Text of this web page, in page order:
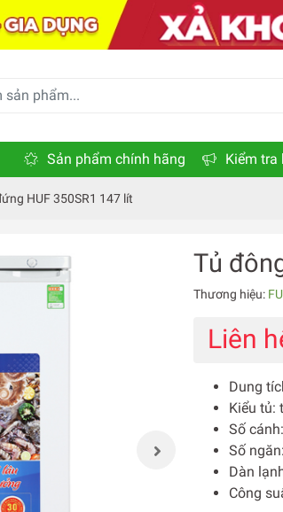
Sản phẩm chính hãng Kiểm tra
HUF 350SR1 147 lít
Tủ
Thương hiệu:
Liên
Dung
Kiểu tủ:
Số
Số
Dàn
Công